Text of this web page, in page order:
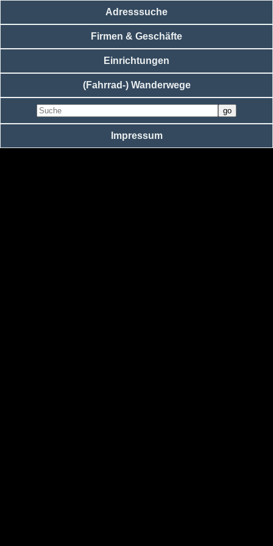
Adresssuche
Firmen & Geschäfte
Einrichtungen
(Fahrrad-) Wanderwege
Impressum